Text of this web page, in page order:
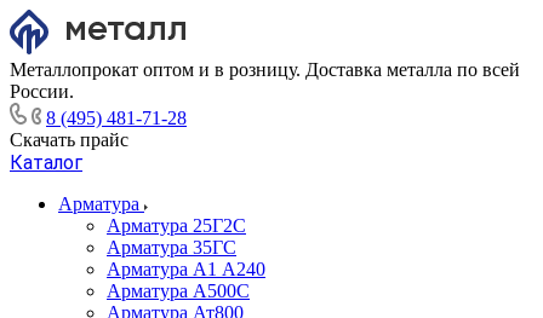
Металлопрокат оптом и в розницу. Доставка металла по всей
России.
8 (495) 481-71-28
Скачать прайс
Каталог
Арматура
Арматура 25Г2С
Арматура 35ГС
Арматура А1 А240
Арматура А500С
Арматура Ат800